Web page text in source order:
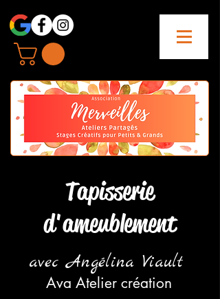
Tapisserie
d'ameublement
avec Angélina Viault
Ava Atelier création